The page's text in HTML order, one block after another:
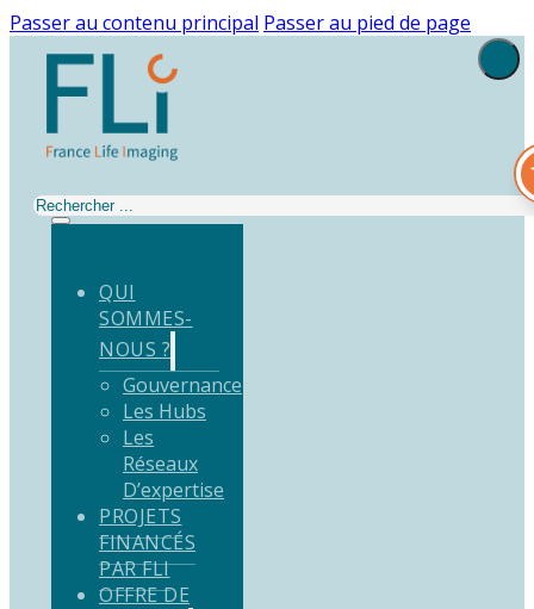
Passer au contenu principal Passer au pied de page
Rechercher
QUI
SOMMES-
NOUS ?
Gouvernance
Les Hubs
Les
Réseaux
D’expertise
PROJETS
FINANCÉS
PAR FLI
OFFRE DE